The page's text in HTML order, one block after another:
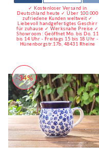
✓ Kostenloser Versand in
Deutschland heute ✓ Über 100.000
zufriedene Kunden weltweit ✓
Liebevoll handgefertigtes Geschirr
für zuhause ✓ Werksnahe Preise ✓
Showroom : Geöffnet Mo. bis Do. 11
bis 14 Uhr - Freitags 15 bis 18 Uhr -
Hünenborgstr.17b, 48431 Rheine
-34%